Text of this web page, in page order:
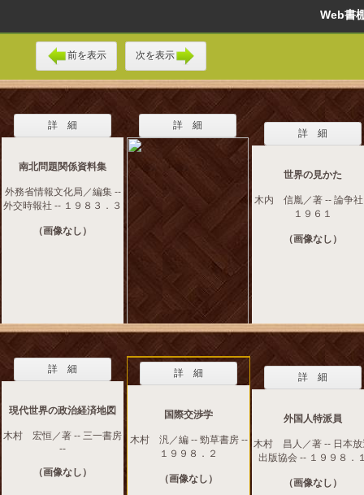
Web
前を表示 次を表示
詳 細
南北問題関係資料集
外務省情報文化局／編集 --
外交時報社 -- １９８３．３
（画像なし）
詳 細
詳 細
世界の見かた
木内 信胤／著 -- 論争社
１９６１
（画像なし）
詳 細
現代世界の政治経済地図
木村 宏恒／著 -- 三一書房
--
（画像なし）
詳 細
国際交渉学
木村 汎／編 -- 勁草書房 --
１９９８．２
（画像なし）
詳 細
外国人特派員
木村 昌人／著 -- 日本放
出版協会 -- １９９８．
（画像なし）